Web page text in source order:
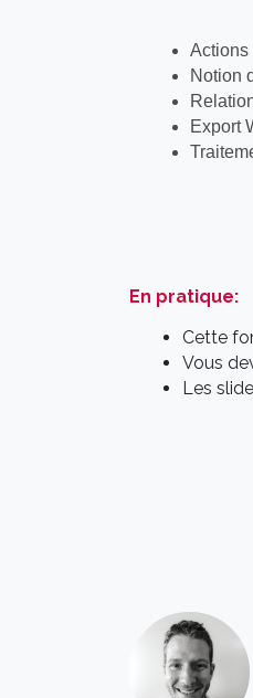
Actions
Notion
Export
En pratique:
Cette
Vous
Les